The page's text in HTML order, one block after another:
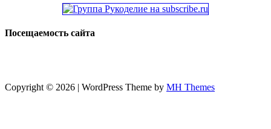
Посещаемость сайта
Copyright © 2026 | WordPress Theme by MH Themes